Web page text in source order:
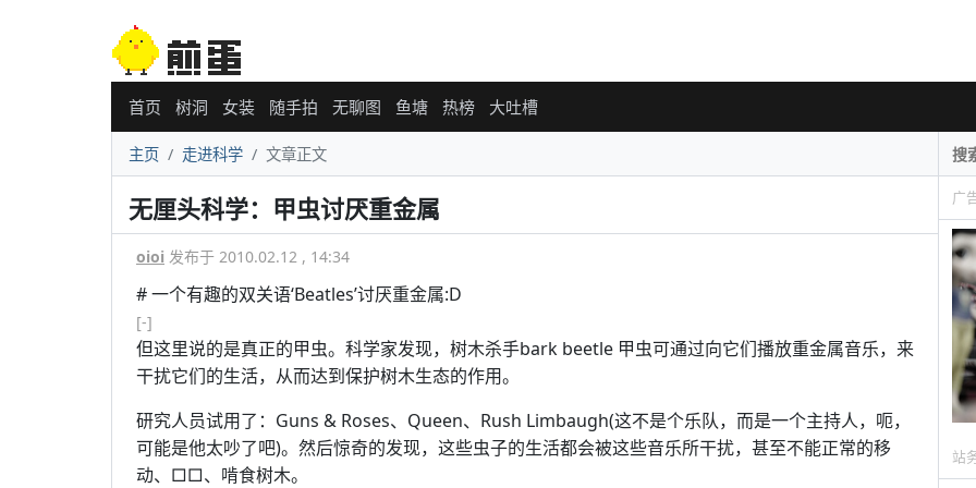
首页 树洞 女装 随手拍 无聊图 鱼塘 热榜 大吐槽
主页 走进科学 文章正文
无厘头科学：甲虫讨厌重金属
oioi 发布于 2010.02.12 , 14:34
# 一个有趣的双关语‘Beatles’讨厌重金属:D
[-]
但这里说的是真正的甲虫。科学家发现，树木杀手bark beetle 甲虫可通过向它们播放重金属音乐，来
干扰它们的生活，从而达到保护树木生态的作用。
研究人员试用了：Guns & Roses、Queen、Rush Limbaugh(这不是个乐队，而是一个主持人，呃，
可能是他太吵了吧)。然后惊奇的发现，这些虫子的生活都会被这些音乐所干扰，甚至不能正常的移
动、□□、啃食树木。
广
站